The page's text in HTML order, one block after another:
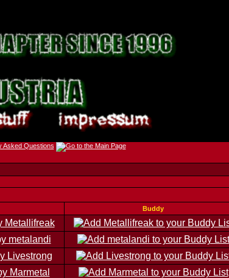
Buddy